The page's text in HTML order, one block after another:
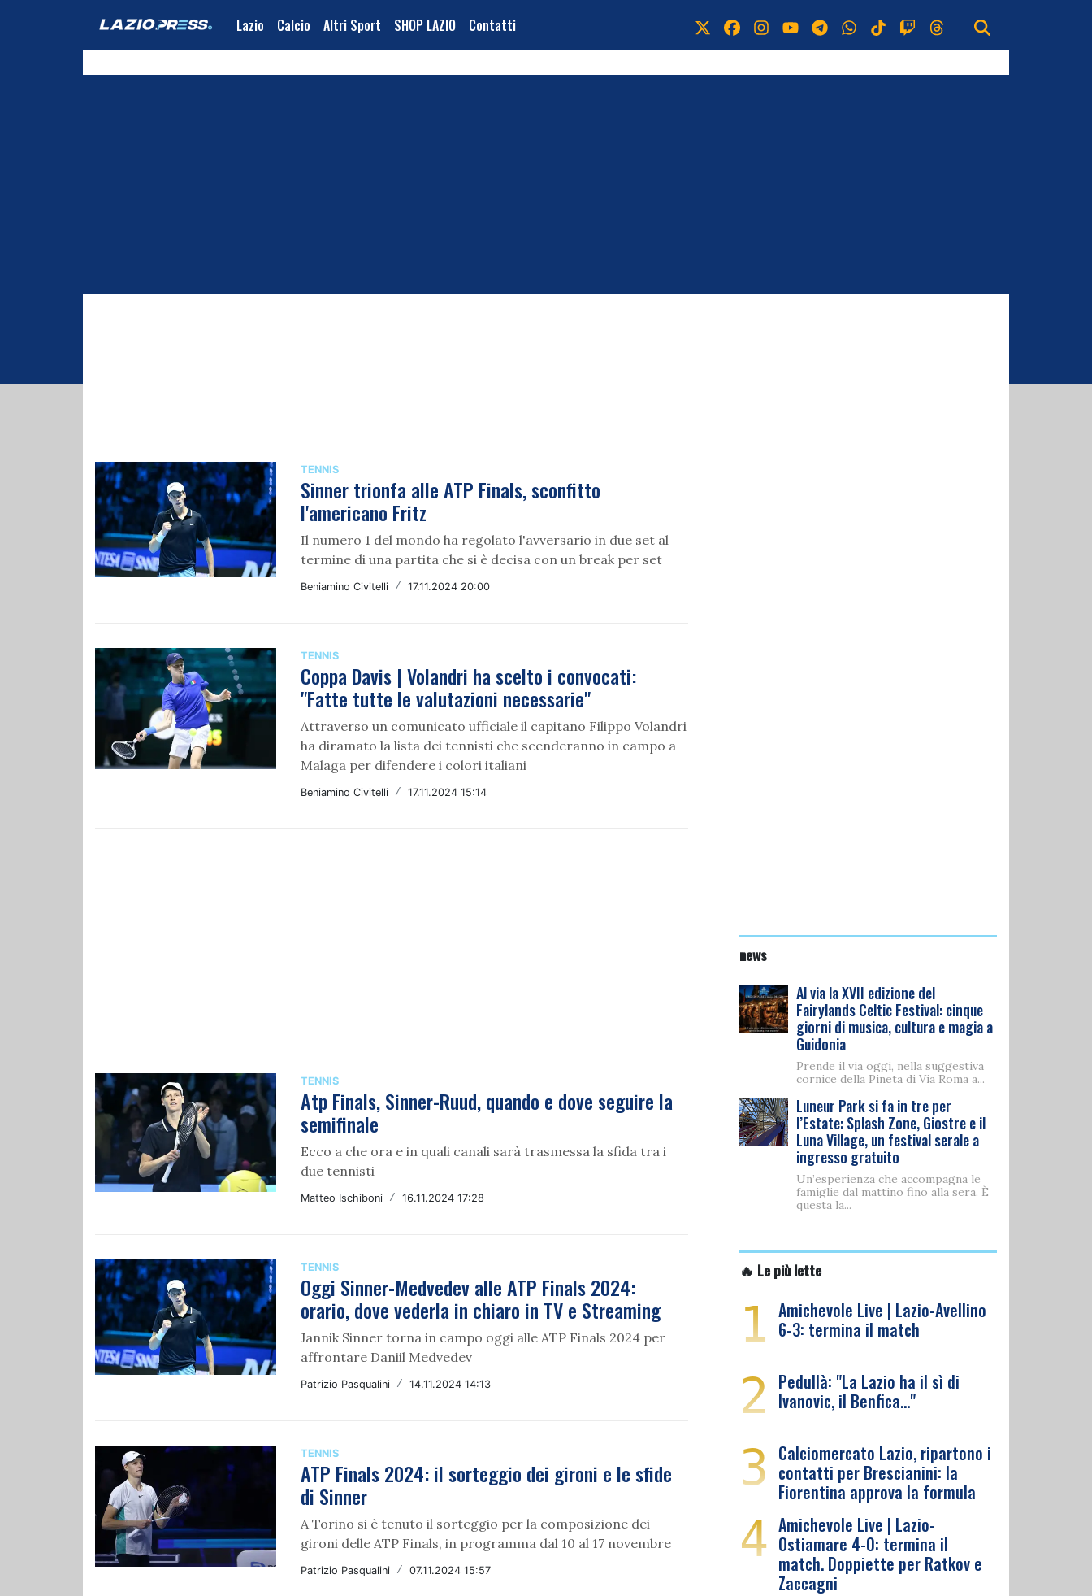
Lazio Calcio Altri Sport SHOP LAZIO Contatti
TENNIS
Sinner trionfa alle ATP Finals, sconfitto
l'americano Fritz
Il numero 1 del mondo ha regolato l'avversario in due set al
termine di una partita che si è decisa con un break per set
Beniamino Civitelli / 17.11.2024 20:00
TENNIS
Coppa Davis | Volandri ha scelto i convocati:
"Fatte tutte le valutazioni necessarie"
Attraverso un comunicato ufficiale il capitano Filippo Volandri
ha diramato la lista dei tennisti che scenderanno in campo a
Malaga per difendere i colori italiani
Beniamino Civitelli / 17.11.2024 15:14
TENNIS
Atp Finals, Sinner-Ruud, quando e dove seguire la
semifinale
Ecco a che ora e in quali canali sarà trasmessa la sfida tra i
due tennisti
Matteo Ischiboni / 16.11.2024 17:28
TENNIS
Oggi Sinner-Medvedev alle ATP Finals 2024:
orario, dove vederla in chiaro in TV e Streaming
Jannik Sinner torna in campo oggi alle ATP Finals 2024 per
affrontare Daniil Medvedev
Patrizio Pasqualini / 14.11.2024 14:13
TENNIS
ATP Finals 2024: il sorteggio dei gironi e le sfide
di Sinner
A Torino si è tenuto il sorteggio per la composizione dei
gironi delle ATP Finals, in programma dal 10 al 17 novembre
Patrizio Pasqualini / 07.11.2024 15:57
news
Al via la XVII edizione del
Fairylands Celtic Festival: cinque
giorni di musica, cultura e magia a
Guidonia
Prende il via oggi, nella suggestiva
cornice della Pineta di Via Roma a...
Luneur Park si fa in tre per
l’Estate: Splash Zone, Giostre e il
Luna Village, un festival serale a
ingresso gratuito
Un’esperienza che accompagna le
famiglie dal mattino fino alla sera. È
questa la...
🔥 Le più lette
1 Amichevole Live | Lazio-Avellino
6-3: termina il match
2 Pedullà: "La Lazio ha il sì di
Ivanovic, il Benfica…"
3 Calciomercato Lazio, ripartono i
contatti per Brescianini: la
Fiorentina approva la formula
4 Amichevole Live | Lazio-
Ostiamare 4-0: termina il
match. Doppiette per Ratkov e
Zaccagni